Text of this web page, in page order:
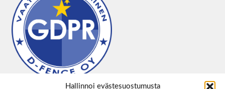
Hallinnoi evästesuostumusta